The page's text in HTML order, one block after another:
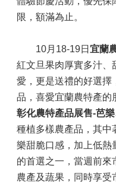
限，額滿為止。
10月18-19日 宜蘭
紅文旦果肉厚實多汁、
愛，更是送禮的好選擇
品，喜愛宜蘭農特產的
彰化農特產品展售-芭樂
種植多樣農產品，其中
樂甜脆口感，加上低熱
的首選之一，當週前來
農產及蔬果，同時享受